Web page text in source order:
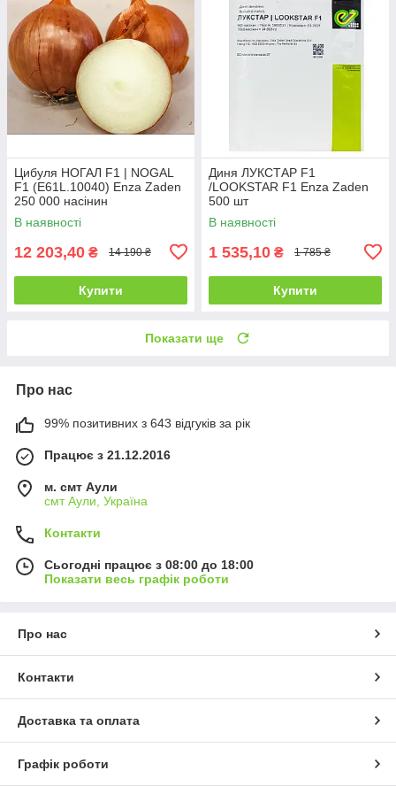
Цибуля НОГАЛ F1 | NOGAL
F1 (E61L.10040) Enza Zaden
250 000 насінин
В наявності
12 203,40 ₴ 14 190 ₴
Купити
Диня ЛУКСТАР F1
/LOOKSTAR F1 Enza Zaden
500 шт
В наявності
1 535,10 ₴ 1 785 ₴
Купити
Показати ще
Про нас
99% позитивних з 643 відгуків за рік
Працює з 21.12.2016
м. смт Аули
смт Аули, Україна
Контакти
Сьогодні працює з 08:00 до 18:00
Показати весь графік роботи
Про нас
Контакти
Доставка та оплата
Графік роботи